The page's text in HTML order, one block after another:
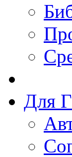
Для